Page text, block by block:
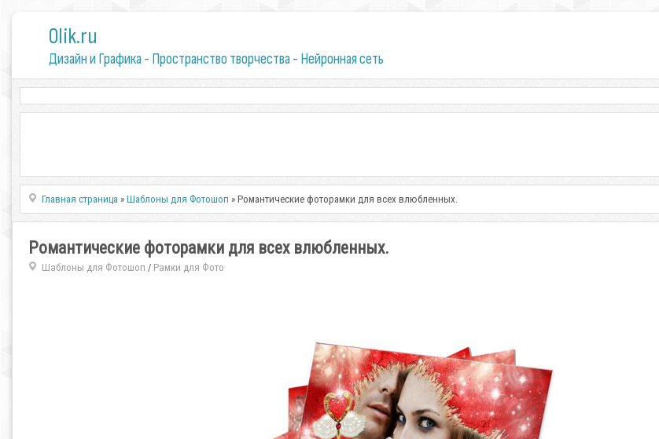
0lik.ru
Дизайн и Графика - Пространство творчества - Нейронная сеть
Главная страница »Шаблоны для Фотошоп » Романтические фоторамки для всех влюбленных.
Романтические фоторамки для всех влюбленных.
Шаблоны для Фотошоп / Рамки для Фото